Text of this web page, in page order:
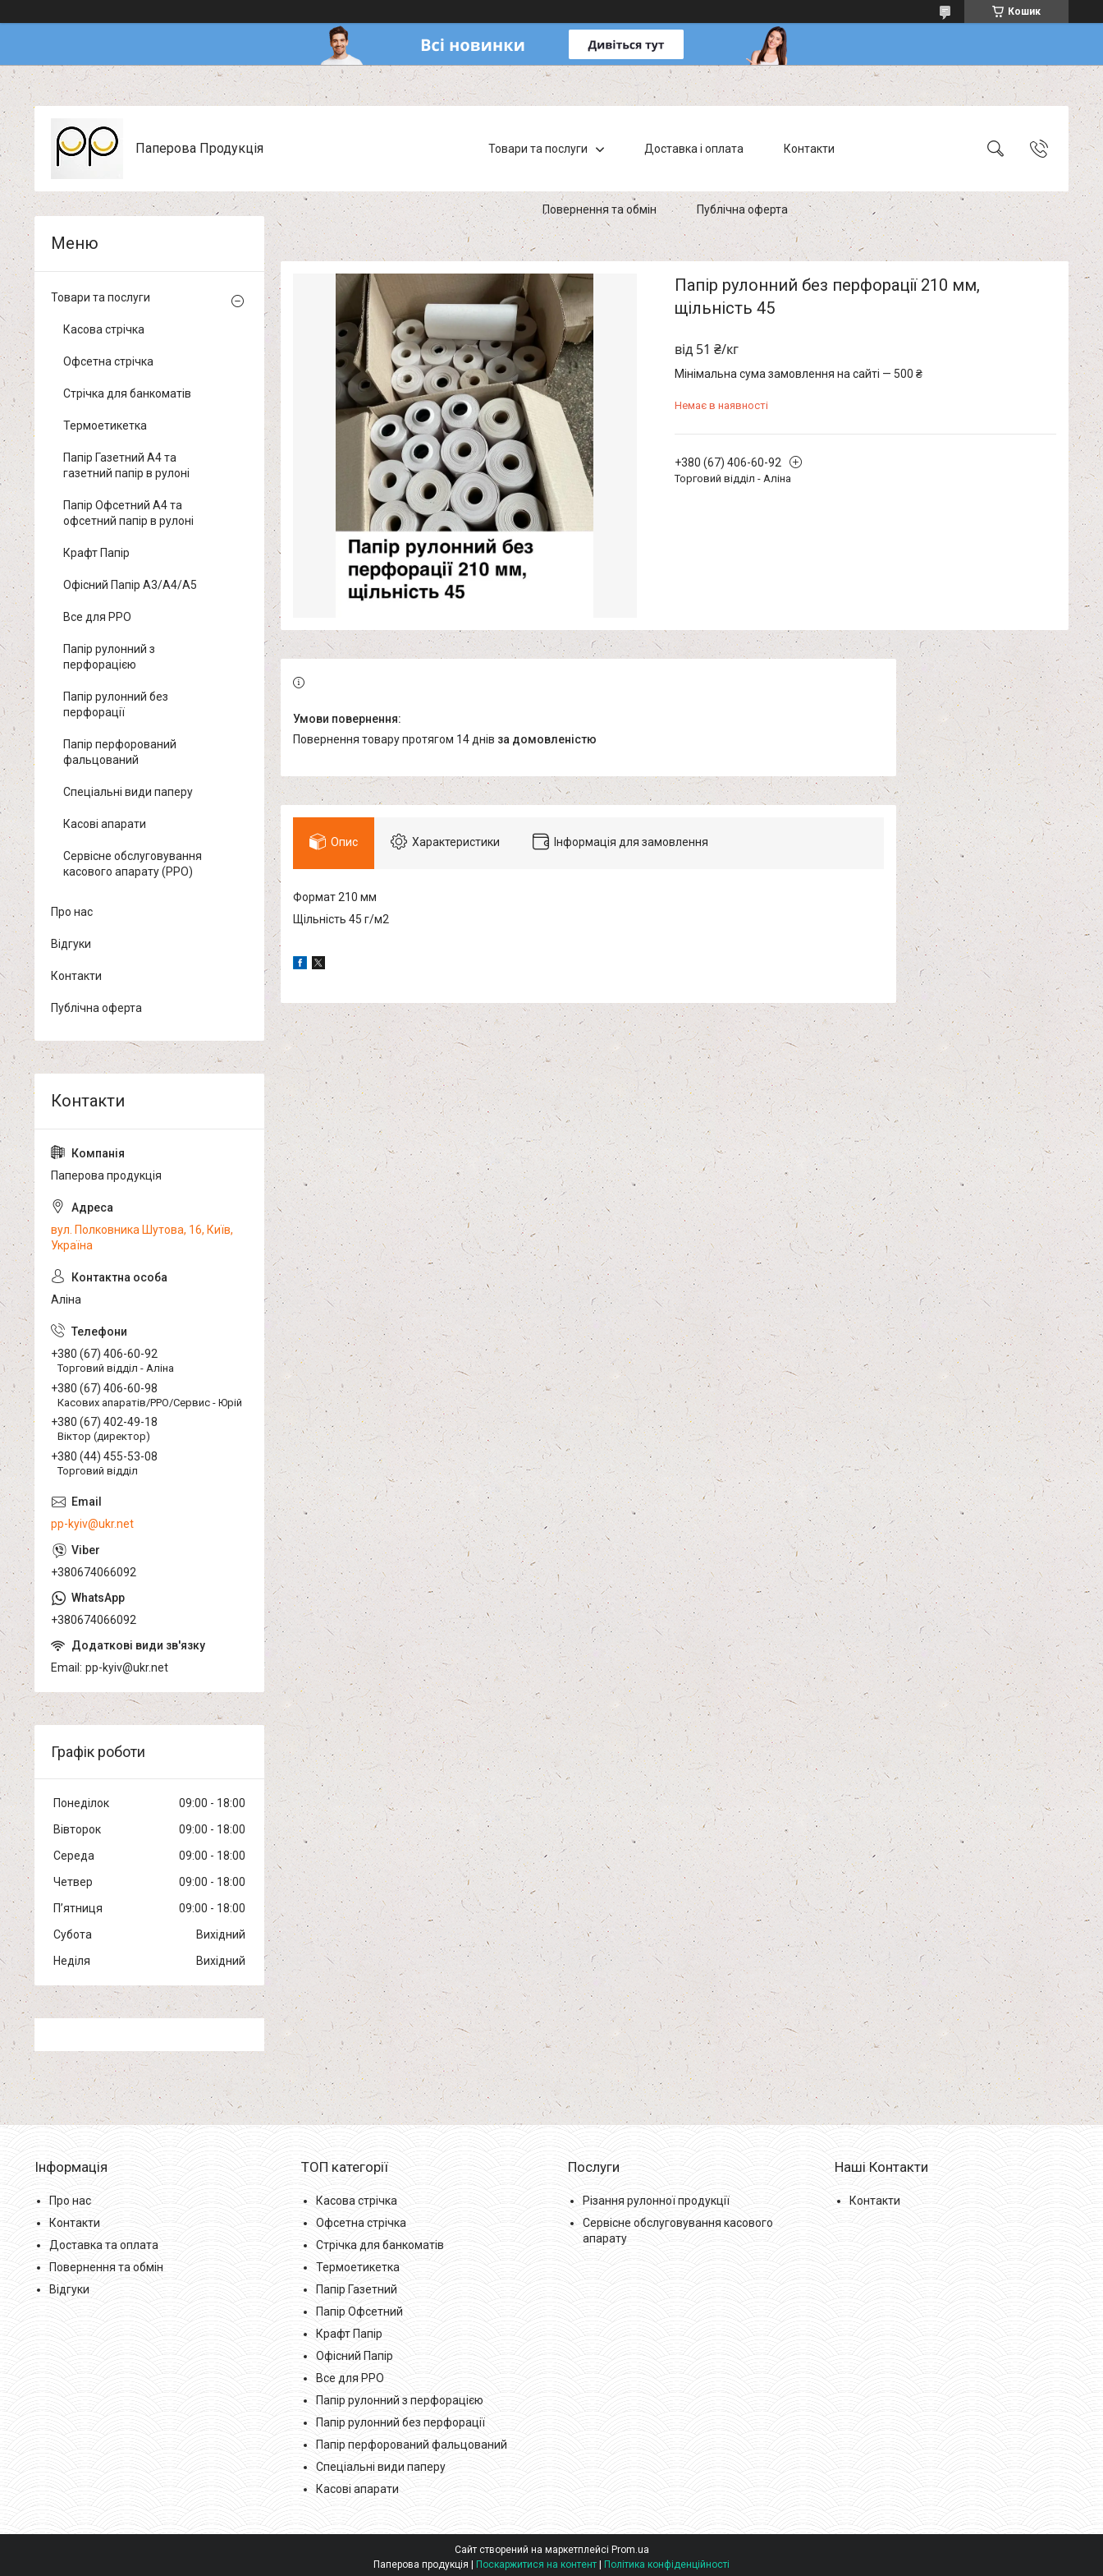
Кошик
Паперова Продукція Товари та послуги Доставка і оплата Контакти
Повернення та обмін Публічна оферта
Папір рулонний без перфорації 210 мм,
щільність 45
від 51 ₴/кг
Мінімальна сума замовлення на сайті — 500 ₴
Немає в наявності
+380 (67) 406-60-92
Торговий відділ - Аліна
повернення товару протягом 14 днів за домовленістю
Опис Характеристики Інформація для замовлення
Формат 210 мм
Щільність 45 г/м2
Товари та послуги
Касова стрічка
Офсетна стрічка
Стрічка для банкоматів
Термоетикетка
Папір Газетний А4 та
газетний папір в рулоні
Папір Офсетний А4 та
офсетний папір в рулоні
Крафт Папір
Офісний Папір A3/A4/A5
Все для РРО
Папір рулонний з
перфорацією
Папір рулонний без
перфорації
Папір перфорований
фальцований
Спеціальні види паперу
Касові апарати
Сервісне обслуговування
касового апарату (РРО)
Про нас
Відгуки
Контакти
Публічна оферта
Паперова продукція
вул. Полковника Шутова, 16, Київ,
Україна
Аліна
+380 (67) 406-60-92
Торговий відділ - Аліна
+380 (67) 406-60-98
Касових апаратів/РРО/Сервис - Юрій
+380 (67) 402-49-18
Віктор (директор)
+380 (44) 455-53-08
Торговий відділ
pp-kyiv@ukr.net
+380674066092
+380674066092
Email pp-kyiv@ukr.net
Графік роботи
Понеділок 09:00
18:00
Вівторок
09:00
18:00
Середа
09:00
18:00
Четвер
09:00
18:00
Пʼятниця
09:00
18:00
Субота
Вихідний
Неділя
Вихідний
Інформація
Про нас
Контакти
Доставка та оплата
Повернення та обмін
Відгуки
ТОП категорії
Касова стрічка
Офсетна стрічка
Стрічка для банкоматів
Термоетикетка
Папір Газетний
Папір Офсетний
Крафт Папір
Офісний Папір
Все для РРО
Папір рулонний з перфорацією
Папір рулонний без перфорації
Папір перфорований фальцований
Спеціальні види паперу
Касові апарати
Послуги
Різання рулонної продукції
Сервісне обслуговування касового
апарату
Наші Контакти
Контакти
Сайт створений на маркетплейсі Prom.ua
Поскаржитися на контент Політика конфіденційності